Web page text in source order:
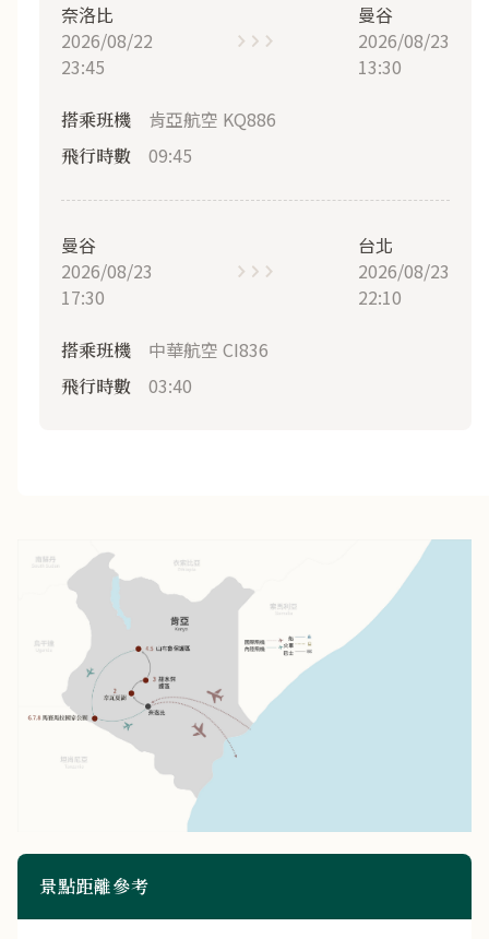
奈洛比
2026/08/22
23:45
曼谷
2026/08/23
13:30
搭乘班機 肯亞航空 KQ886
飛行時數 09:45
曼谷
2026/08/23
17:30
台北
2026/08/23
22:10
搭乘班機 中華航空 CI836
飛行時數 03:40
景點距離參考